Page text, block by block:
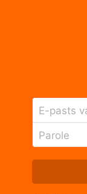
E-pasts
Parole